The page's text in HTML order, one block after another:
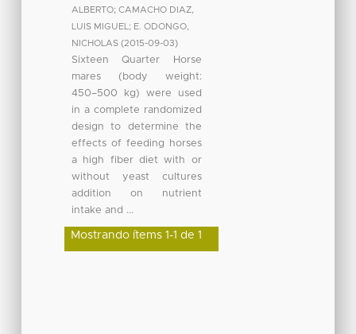
ALBERTO; CAMACHO DIAZ,
LUIS MIGUEL ; E. ODONGO,
NICHOLAS (2015-09-03)
Sixteen Quarter Horse
mares (body weight:
450–500 kg) were used
in a complete randomized
design to determine the
effects of feeding horses
a high fiber diet with or
without yeast cultures
addition on nutrient
intake and ...
Mostrando ítems 1-1 de 1